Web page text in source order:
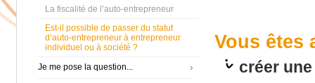
La fiscalité de l’auto-entrepreneur
Est-il possible de passer du statut
d’auto-entrepreneur à entrepreneur
individuel ou à société ?
Je me pose la question...
Vous êtes
créer